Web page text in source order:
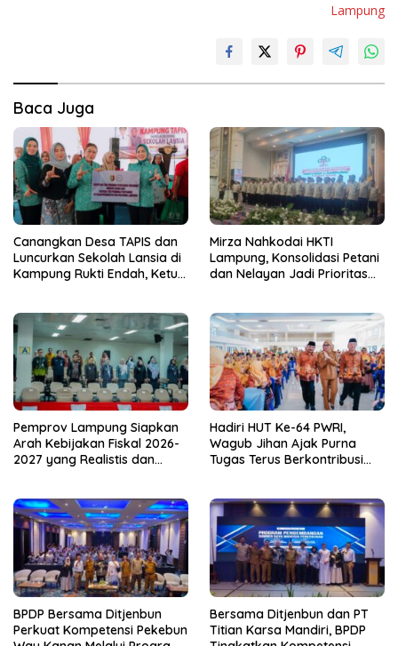
Lampung
Baca Juga
Canangkan Desa TAPIS dan
Luncurkan Sekolah Lansia di
Kampung Rukti Endah, Ketua
dari Desa
Mirza Nahkodai HKTI
Lampung, Konsolidasi Petani
dan Nelayan Jadi Prioritas
Pemprov Lampung Siapkan
Arah Kebijakan Fiskal 2026-
2027 yang Realistis dan
Hadiri HUT Ke-64 PWRI,
Wagub Jihan Ajak Purna
Tugas Terus Berkontribusi
BPDP Bersama Ditjenbun
Perkuat Kompetensi Pekebun
Bersama Ditjenbun dan PT
Titian Karsa Mandiri, BPDP